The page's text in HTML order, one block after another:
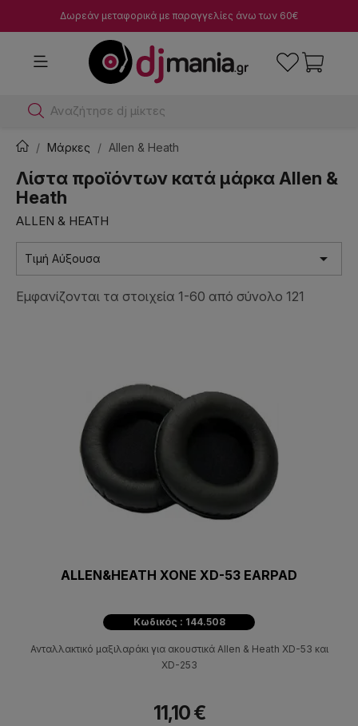
Δωρεάν μεταφορικά με παραγγελίες άνω των 60€
Α
Μάρκες Allen & Heath
Λίστα προϊόντων κατά μάρκα Allen &
Heath
ALLEN & HEATH
Τιμή Αύξουσα 
Εμφανίζονται τα στοιχεία 1-60 από σύνολο 121
ALLEN&HEATH XONE XD-53 EARPAD
Κωδικός : 144.508
Ανταλλακτικό μαξιλαράκι για ακουστικά Allen & Heath XD-53 και
XD-253
11,10 €